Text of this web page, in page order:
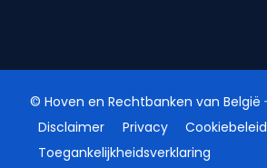
© Hoven en Rechtbanken van België
Disclaimer
Privacy
Cookiebeleid
Toegankelijkheidsverklaring